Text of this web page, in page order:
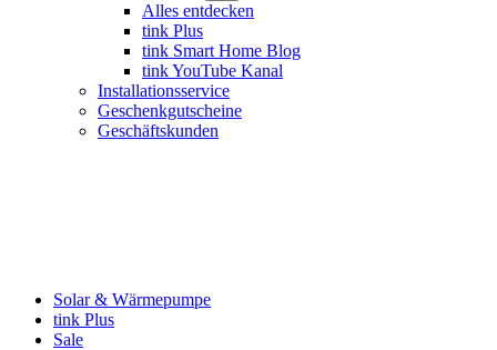
Alles entdecken
tink Plus
tink Smart Home Blog
tink YouTube Kanal
Installationsservice
Geschenkgutscheine
Geschäftskunden
Solar & Wärmepumpe
tink Plus
Sale